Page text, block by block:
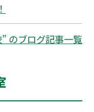
のブログ記事一覧